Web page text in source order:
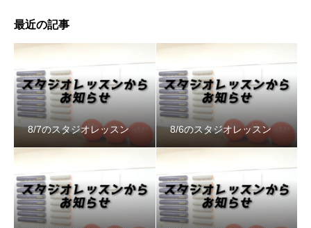
最近の記事
8/7のスタジオレッスン 8/6のスタジオレッスン